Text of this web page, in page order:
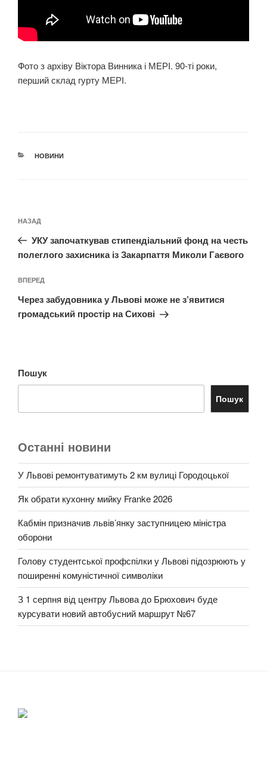
Фото з архіву Віктора Винника і МЕРІ. 90-ті роки,
перший склад гурту МЕРІ.
КАТЕГОРІЇ
НОВИНИ
записів
Попередній
запис:
НАЗАД
УКУ започаткував стипендіальний фонд на честь
полеглого захисника із Закарпаття Миколи Гаєвого
Наступний
запис
ВПЕРЕД
Через забудовника у Львові може не з’явитися
громадський простір на Сихові
Пошук
Пошук
Останні новини
У Львові ремонтуватимуть 2 км вулиці Городоцької
Як обрати кухонну мийку Franke 2026
Кабмін призначив львів’янку заступницею міністра
оборони
Голову студентської профспілки у Львові підозрюють у
поширенні комуністичної символіки
З 1 серпня від центру Львова до Брюхович буде
курсувати новий автобусний маршрут №67